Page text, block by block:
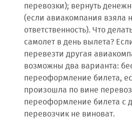
перевозки); вернуть
(если авиакомпания взяла
ответственность). Что
самолет в день вылета?
перевезти другая
возможны два варианта:
переоформление билета,
произошла по вине
переоформление билета с
перевозчик не виноват.